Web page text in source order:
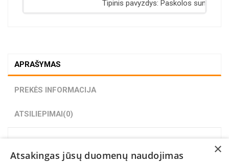
APRAŠYMAS
PREKĖS INFORMACIJA
ATSILIEPIMAI(0)
Tinka XPS 13 9333, L321X AND L322X. XPS 12 9Q23 9Q33 ×
Atsakingas jūsų duomenų naudojimas